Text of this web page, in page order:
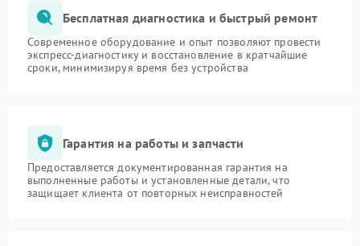
Бесплатная диагностика и быстрый ремонт
Современное оборудование и опыт позволяют провести
экспресс-диагностику и восстановление в кратчайшие
сроки, минимизируя время без устройства
Гарантия на работы и запчасти
Предоставляется документированная гарантия на
выполненные работы и установленные детали, что
защищает клиента от повторных неисправностей